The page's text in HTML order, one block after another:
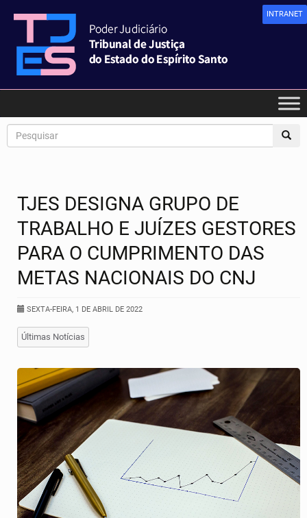
INTRANET
TJES DESIGNA GRUPO DE
TRABALHO E JUÍZES GESTORES
PARA O CUMPRIMENTO DAS
METAS NACIONAIS DO CNJ
SEXTA-FEIRA, 1 DE ABRIL DE 2022
Últimas Notícias